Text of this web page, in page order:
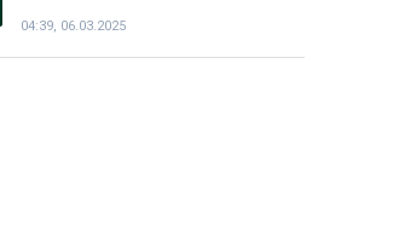
04:39, 06.03.2025